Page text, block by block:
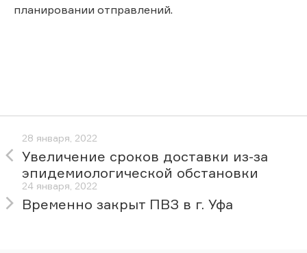
планировании отправлений.
28 января, 2022
Увеличение сроков доставки из-за
эпидемиологической обстановки
24 января, 2022
Временно закрыт ПВЗ в г. Уфа